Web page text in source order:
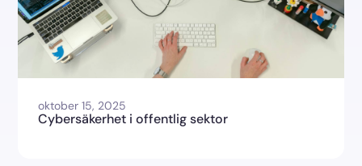
oktober 15, 2025
Cybersäkerhet i offentlig sektor